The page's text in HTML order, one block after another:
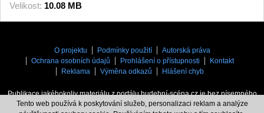
Velikost: 10.08 MB
O projektu Podmínky použití
Autorská práva
Ochrana osobních údajů
Prohlášení o přístupnosti
Kontakt
Reklama
Výměna odkazů Hlášení chyb
Publikace jakéhokoliv materiálu z portálu hudební-scéna.cz je bez písemného
souhlasu zakázaná.
Tento web používá k poskytování služeb, personalizaci reklam a analýze